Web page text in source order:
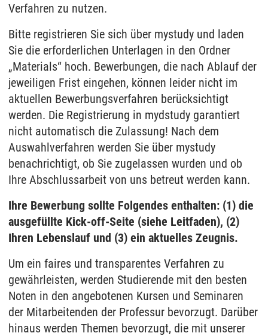
Verfahren zu nutzen.
Bitte registrieren Sie sich über mystudy und laden
Sie die erforderlichen Unterlagen in den Ordner
„Materials“ hoch. Bewerbungen, die nach Ablauf der
jeweiligen Frist eingehen, können leider nicht im
aktuellen Bewerbungsverfahren berücksichtigt
werden. Die Registrierung in mydstudy garantiert
nicht automatisch die Zulassung! Nach dem
Auswahlverfahren werden Sie über mystudy
benachrichtigt, ob Sie zugelassen wurden und ob
Ihre Abschlussarbeit von uns betreut werden kann.
Ihre Bewerbung sollte Folgendes enthalten: (1) die
ausgefüllte Kick-off-Seite (siehe Leitfaden), (2)
Ihren Lebenslauf und (3) ein aktuelles Zeugnis.
Um ein faires und transparentes Verfahren zu
gewährleisten, werden Studierende mit den besten
Noten in den angebotenen Kursen und Seminaren
der Mitarbeitenden der Professur bevorzugt. Darüber
hinaus werden Themen bevorzugt, die mit unserer